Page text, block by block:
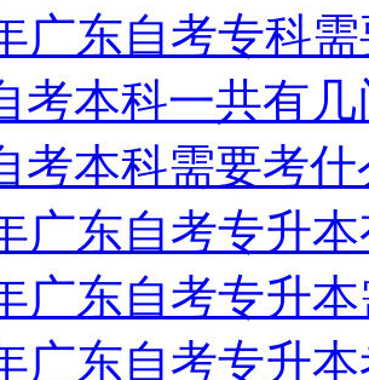
广东自考专科
考本科一共有
考本科需要考
广东自考专升
广东自考专升
广东自考专升